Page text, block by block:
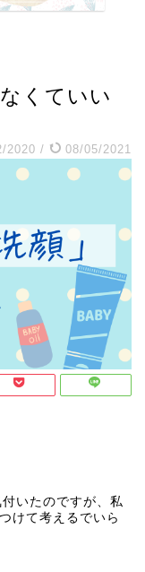
くていい
2020 / 08/05/2021
いたのですが、私
けて考えるでいら